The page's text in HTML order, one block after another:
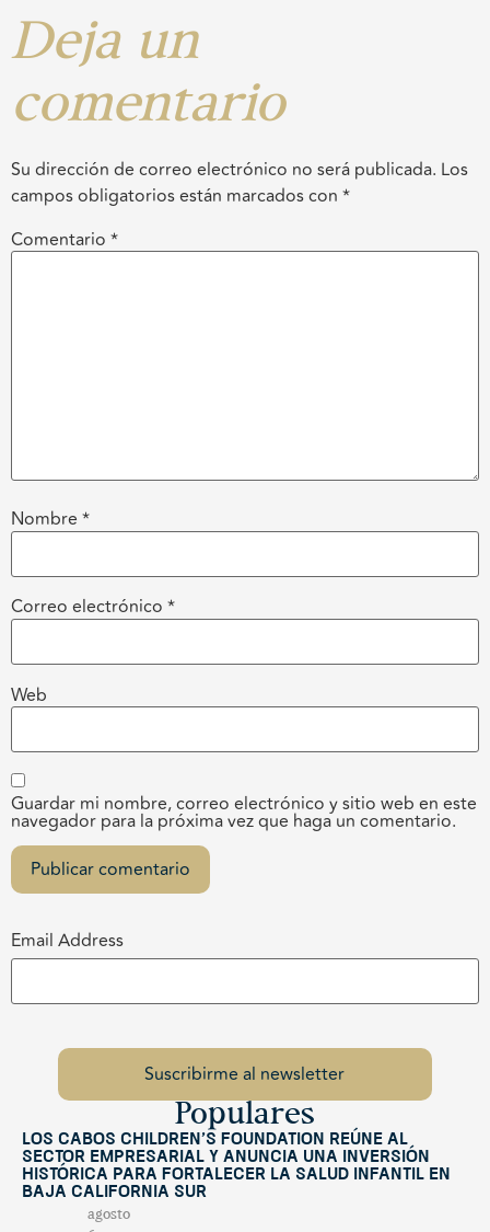
Deja un
comentario
Su dirección de correo electrónico no será publicada. Los
campos obligatorios están marcados con *
Comentario *
Nombre *
Correo electrónico *
Web
Guardar mi nombre, correo electrónico y sitio web en este
navegador para la próxima vez que haga un comentario.
Email Address
Populares
Los Cabos Children’s Foundation reúne al
sector empresarial y anuncia una inversión
histórica para fortalecer la salud infantil en
Baja California Sur
agosto